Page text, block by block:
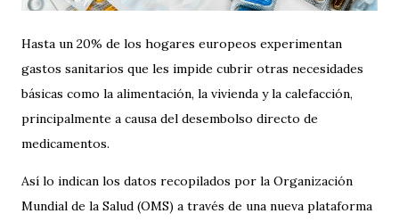
Hasta un 20% de los hogares europeos experimentan
gastos sanitarios que les impide cubrir otras necesidades
básicas como la alimentación, la vivienda y la calefacción,
principalmente a causa del desembolso directo de
medicamentos.
Así lo indican los datos recopilados por la Organización
Mundial de la Salud (OMS) a través de una nueva plataforma